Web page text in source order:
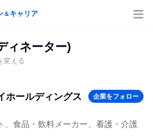
＆キャリア
ィネーター)
変える
ホールディングス
企業をフォロー
、食品・飲料メーカー、看護・介護